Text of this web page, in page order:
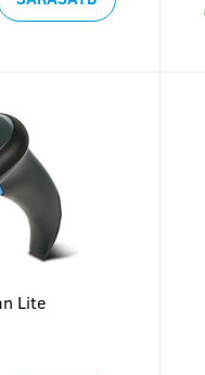
Lite